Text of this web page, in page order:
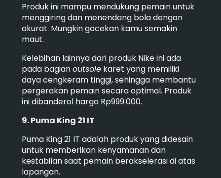
Produk ini mampu mendukung pemain untuk
menggiring dan menendang bola dengan
akurat. Mungkin gocekan kamu semakin
maut.
Kelebihan lainnya dari produk Nike ini ada
pada bagianoutsolekaret yang memiliki
daya cengkeram tinggi, sehingga membantu
pergerakan pemain secara optimal. Produk
ini dibanderol harga Rp999.000.
9. Puma King 21 IT
Puma King 21 IT adalah produk yang didesain
untuk memberikan kenyamanan dan
kestabilan saat pemain berakselerasi di atas
lapangan.